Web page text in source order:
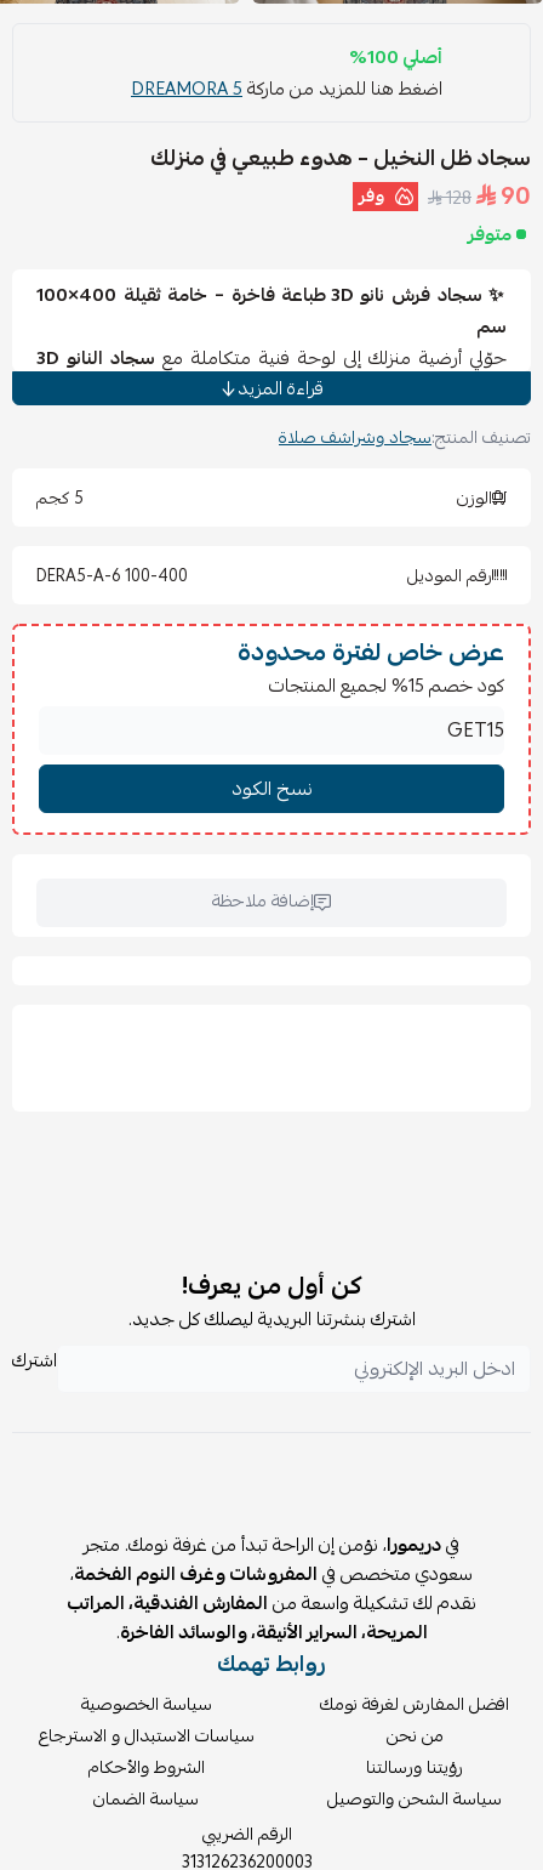
أصلي 100%
اضغط هنا للمزيد من ماركةDREAMORA 5
سجاد ظل النخيل – هدوء طبيعي في منزلك
90
128 وفر
متوفر
✨ سجاد فرش نانو 3D طباعة فاخرة – خامة ثقيلة 400×100
سم
حوّلي أرضية منزلك إلى لوحة فنية متكاملة مع سجاد النانو 3D
بتقنية الطباعة ثلاثية الأبعاد. تصميم عصري بخامة ثقيلة عالية
طويلاً. مثالي لغرف الجلوس والمجالس الواسعة.
✅
خامة نانو ثقيلة متينة تدوم سنوات.
مقاس كبير (400×100 سم) مناسب للمساحات الواسعة.
سهل التنظيف ولا يفقد رونقه مع الاستعمال.
قراءة المزيد
تصنيف المنتج:سجاد وشراشف صلاة
الوزن
5 كجم
رقم الموديل DERA5-A-6 100-400
عرض خاص لفترة محدودة
كود خصم 15% لجميع المنتجات
إضافة ملاحظة
كن أول من يعرف!
اشترك بنشرتنا البريدية ليصلك كل جديد.
اشترك
فيدريمورا، نؤمن إن الراحة تبدأ من غرفة نومك. متجر
سعودي متخصص فيالمفروشات وغرف النوم الفخمة،
نقدم لك تشكيلة واسعة منالمفارش الفندقية، المراتب
المريحة، السراير الأنيقة، والوسائد الفاخرة.
روابط تهمك
افضل المفارش لغرفة نومك
من نحن
رؤيتنا ورسالتنا
سياسة الشحن والتوصيل
سياسة الخصوصية
سياسات الاستبدال و الاسترجاع
الشروط والأحكام
سياسة الضمان
الرقم الضريبي
313126236200003